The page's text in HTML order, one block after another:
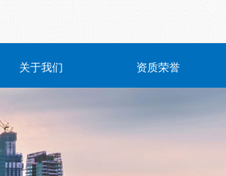
关于我们 资质荣誉